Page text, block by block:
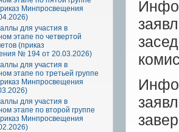
Минпросвещения
для участия в
этапе по четвертой
(приказ
№ 194 от 20.03.2026)
для участия в
этапе по третьей группе
Минпросвещения
для участия в
этапе по второй группе
Минпросвещения